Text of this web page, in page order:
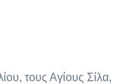
τους Αγίους Σίλα,